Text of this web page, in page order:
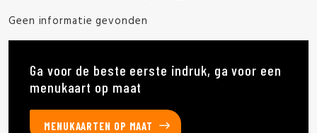
Geen informatie gevonden
Ga voor de beste eerste indruk, ga voor een
menukaart op maat
MENUKAARTEN OP MAAT